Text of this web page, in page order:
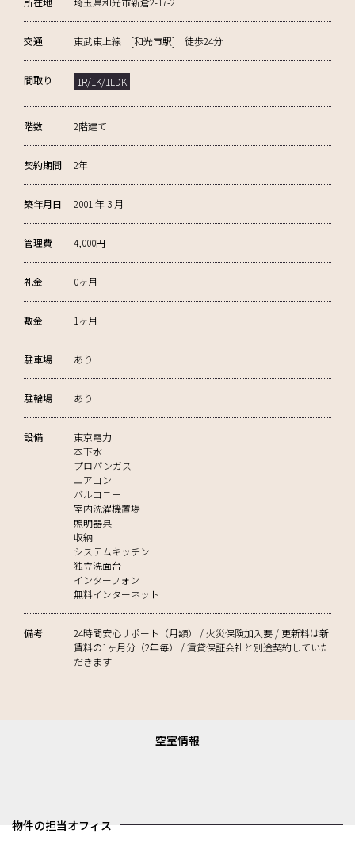
交通 東武東上線 [和光市駅] 徒歩24分
間取り 1R/1K/1LDK
階数 2階建て
契約期間 2年
築年月日 2001 年 3 月
管理費 4,000円
礼金 0ヶ月
敷金 1ヶ月
駐車場 あり
駐輪場 あり
設備
東京電力
本下水
プロパンガス
エアコン
バルコニー
室内洗濯機置場
照明器具
収納
システムキッチン
独立洗面台
インターフォン
無料インターネット
備考
24時間安心サポート（月額） / 火災保険加入要 / 更新料は新
賃料の1ヶ月分（2年毎） / 賃貸保証会社と別途契約していた
だきます
空室情報
物件の担当オフィス